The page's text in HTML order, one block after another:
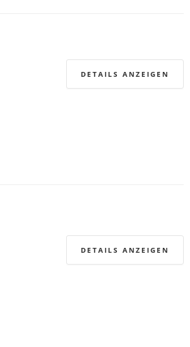
DETAILS ANZEIGEN
DETAILS ANZEIGEN